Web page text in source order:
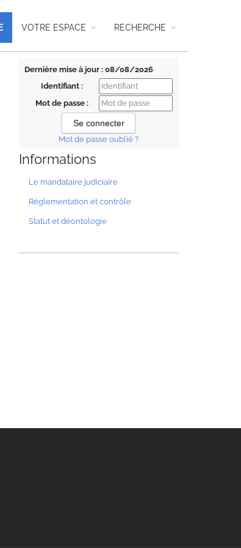
VOTRE ESPACE RECHERCHE
Dernière mise à jour : 08/08/2026
Identifiant :
Mot de passe :
Mot de passe oublié ?
Informations
Le mandataire judiciaire
Réglementation et contrôle
Statut et déontologie